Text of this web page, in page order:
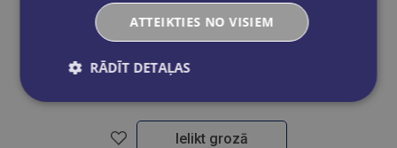
Ielikt grozā
ATTEIKTIES NO VISIEM
RĀDĪT DETAĻAS